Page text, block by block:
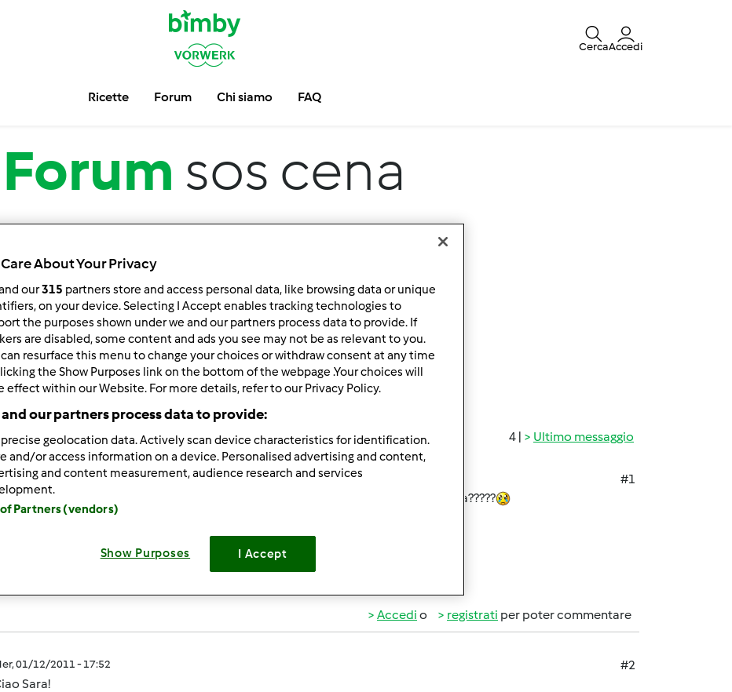
CercaAccedi
Ricette Forum Chi siamo FAQ
Forum sos cena
per:
I risultati più recenti
Risultati per pagina:
10
4 | Ultimo messaggio
01/12/2011 - 17:46
#1
in chat mi potrebbe consigliare qualcosa di veloce da preparare per cena?????
Accedi o registrati per poter commentare
01/12/2011 - 17:52
#2
Sara!
About Your Privacy
our315 partners store and access personal data, like browsing data or unique
on your device. Selecting I Accept enables tracking technologies to
the purposes shown under we and our partners process data to provide. If
are disabled, some content and ads you see may not be as relevant to you.
can resurface this menu to change your choices or withdraw consent at any time
the Show Purposes link on the bottom of the webpage .Your choices will
effect within our Website. For more details, refer to our Privacy Policy.
and our partners process data to provide:
precise geolocation data. Actively scan device characteristics for identification.
and/or access information on a device. Personalised advertising and content,
and content measurement, audience research and services
Partners (vendors)
Show Purposes I Accept